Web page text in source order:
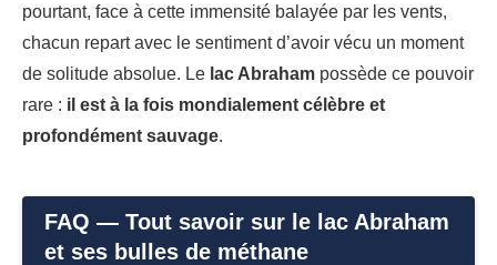
pourtant, face à cette immensité balayée par les vents,
chacun repart avec le sentiment d’avoir vécu un moment
de solitude absolue. Le lac Abraham possède ce pouvoir
rare : il est à la fois mondialement célèbre et
profondément sauvage.
FAQ — Tout savoir sur le lac Abraham
et ses bulles de méthane